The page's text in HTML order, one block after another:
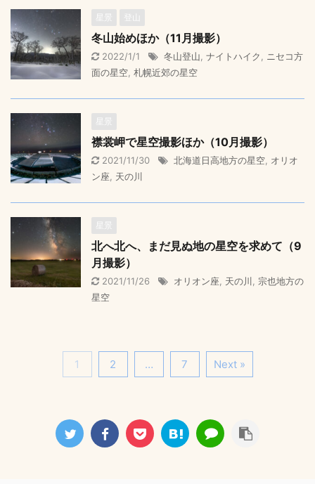
星景 登山
冬山始めほか（11月撮影）
2022/1/1 冬山登山, ナイトハイク, ニセコ方
面の星空, 札幌近郊の星空
星景
襟裳岬で星空撮影ほか（10月撮影）
2021/11/30 北海道日高地方の星空, オリオ
ン座, 天の川
星景
北へ北へ、まだ見ぬ地の星空を求めて（9
月撮影）
2021/11/26 オリオン座, 天の川, 宗也地方の
星空
1 2 … 7 Next »